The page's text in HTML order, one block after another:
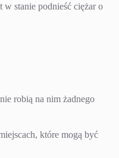
w stanie podnieść ciężar o
robią na nim żadnego
które mogą być